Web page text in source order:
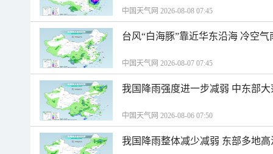
中国天气网 2026-08-08 07:45
台风“白海豚”靠近华东沿海 冷空
中国天气网 2026-08-07 07:45
我国降雨强度进一步减弱 中东部
中国天气网 2026-08-06 07:50
我国降雨整体减少减弱 东部多地